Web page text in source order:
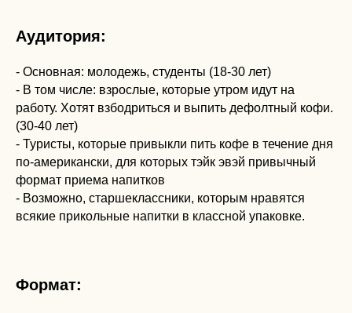
Аудитория:
- Основная: молодежь, студенты (18-30 лет)
- В том числе: взрослые, которые утром идут на
работу. Хотят взбодриться и выпить дефолтный кофи.
(30-40 лет)
- Туристы, которые привыкли пить кофе в течение дня
по-американски, для которых тэйк эвэй привычный
формат приема напитков
- Возможно, старшеклассники, которым нравятся
всякие прикольные напитки в классной упаковке.
Формат: